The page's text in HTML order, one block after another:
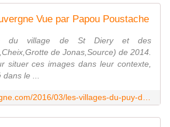
Vue par Papou Poustache
du village de St Diery et des
de Jonas,Source) de 2014.
situer ces images dans leur contexte,
le ...